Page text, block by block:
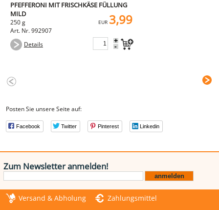
PFEFFERONI MIT FRISCHKÄSE FÜLLUNG
MILD
250 g
Art. Nr. 992907
EUR 3,99
Details +
-
Posten Sie unsere Seite auf:
Facebook Twitter Pinterest Linkedin
Zum Newsletter anmelden!
Versand & Abholung
Zahlungsmittel